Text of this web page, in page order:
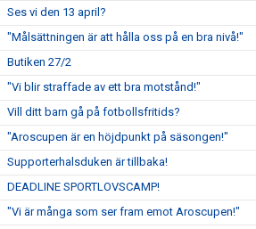
Ses vi den 13 april?
"Målsättningen är att hålla oss på en bra nivå!"
Butiken 27/2
"Vi blir straffade av ett bra motstånd!"
Vill ditt barn gå på fotbollsfritids?
"Aroscupen är en höjdpunkt på säsongen!"
Supporterhalsduken är tillbaka!
DEADLINE SPORTLOVSCAMP!
"Vi är många som ser fram emot Aroscupen!"